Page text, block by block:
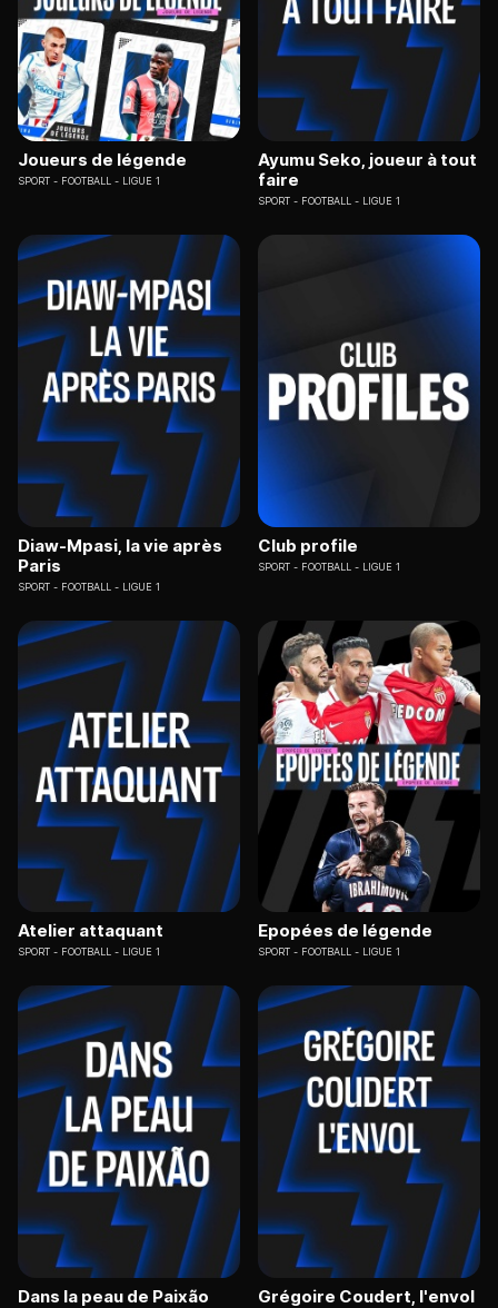
Joueurs de légende
SPORT FOOTBALL - LIGUE 1
Ayumu Seko, joueur à tout
faire
SPORT FOOTBALL - LIGUE 1
Diaw-Mpasi, la vie après
Paris
SPORT FOOTBALL - LIGUE 1
Club profile
SPORT FOOTBALL - LIGUE 1
Atelier attaquant
SPORT FOOTBALL - LIGUE 1
Epopées de légende
SPORT FOOTBALL - LIGUE 1
Dans la peau de Paixão Grégoire Coudert, l'envol